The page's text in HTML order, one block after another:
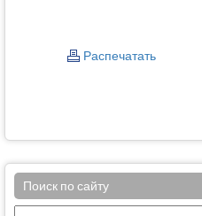
Распечатать
Поиск по сайту